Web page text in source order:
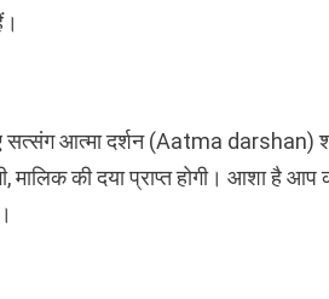
सत्संग आत्मा दर्शन (Aatma darshan)
मालिक की दया प्राप्त होगी। आशा है